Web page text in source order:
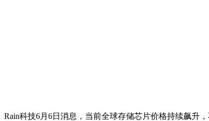
Rain科技6月6日消息，当前全球存储芯片价格持续飙升